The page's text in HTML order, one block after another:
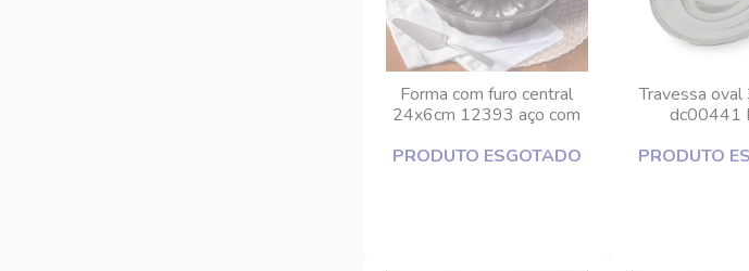
Forma com furo central
24x6cm 12393 aço com
Inga
PRODUTO ESGOTADO
Travessa
dc00441
PRODUTO